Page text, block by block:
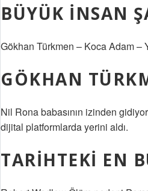
BÜYÜK INSAN
Gökhan Türkmen – Koca Adam –
GÖKHAN
Nil Rona babasının izinden
dijital platformlarda yerini aldı.
TARIHTEKI EN